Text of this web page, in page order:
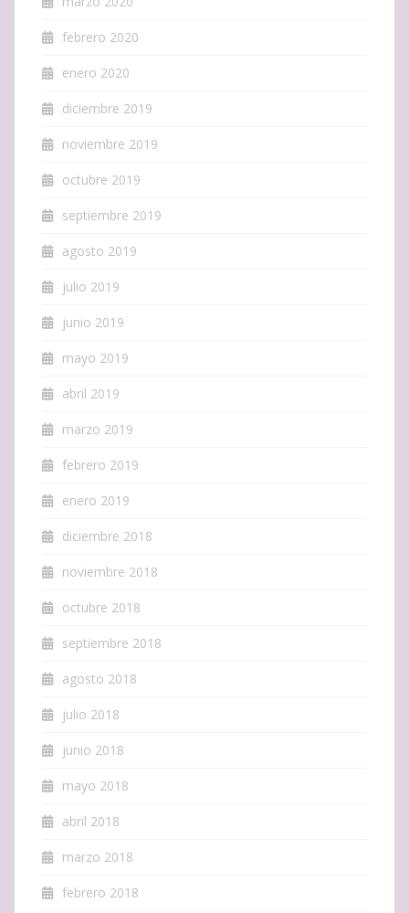
febrero 2020
enero 2020
diciembre 2019
noviembre 2019
octubre 2019
septiembre 2019
agosto 2019
julio 2019
junio 2019
mayo 2019
abril 2019
marzo 2019
febrero 2019
enero 2019
diciembre 2018
noviembre 2018
octubre 2018
septiembre 2018
agosto 2018
julio 2018
junio 2018
mayo 2018
abril 2018
marzo 2018
febrero 2018